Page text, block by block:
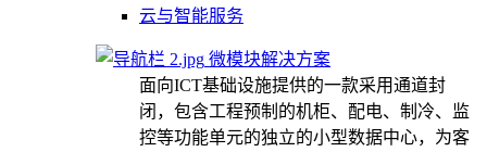
云与智能服务
微模块解决方案
面向ICT基础设施提供的一款采用通道封
闭，包含工程预制的机柜、配电、制冷、监
控等功能单元的独立的小型数据中心，为客